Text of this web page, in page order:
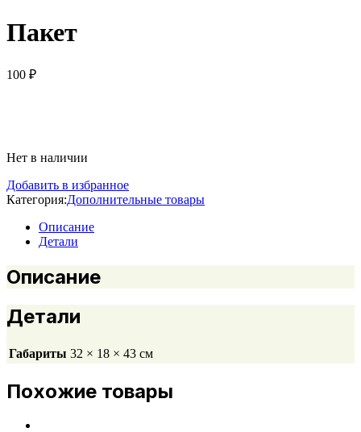
Пакет
100 ₽
Нет в наличии
Добавить в избранное
Категория:Дополнительные товары
Описание
Детали
Описание
Детали
Габариты 32 × 18 × 43 см
Похожие товары